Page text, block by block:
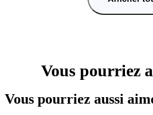
Vous pourriez
Vous pourriez aussi